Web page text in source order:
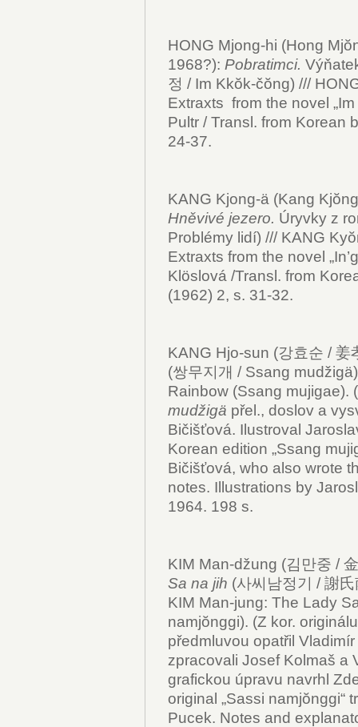
HONG Mjong-hi (Hong
1968?): Pobratimci.
정 / Im Kkŏk-čŏng) ///
Extraxts from the novel
Pultr / Transl. from Korean
24-37.
KANG Kjong-ä (Kang
Hněvivé jezero. Úryvky z
Problémy lidí) /// KANG
Extraxts from the novel
Klöslová /Transl. from
(1962) 2, s. 31-32.
KANG Hjo-sun (강효순 /
(쌍무지개 / Ssang
Rainbow (Ssang mujigae).
mudžigä přel., doslov a
Bičišťová. Ilustroval
Korean edition „Ssang
Bičišťová, who also wrote
notes. Illustrations by
1964. 198 s.
KIM Man-džung (김만중 /
Sa na jih (사씨남정기 / 謝
KIM Man-jung: The Lady
namjŏnggi). (Z kor.
předmluvou opatřil
zpracovali Josef Kolmaš a
grafickou úpravu navrhl
original „Sassi namjŏnggi“
Pucek. Notes and